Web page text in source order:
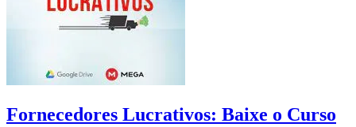
Fornecedores Lucrativos: Baixe o Curso